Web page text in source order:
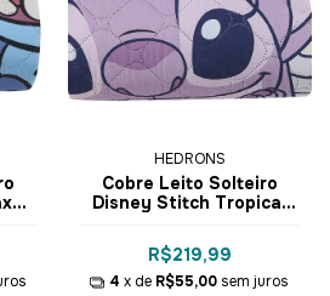
HEDRONS
Cobre Leito Solteiro
Disney Stitch Tropical
Hedrons
R$219,99
4 x de R$55,00 sem juros